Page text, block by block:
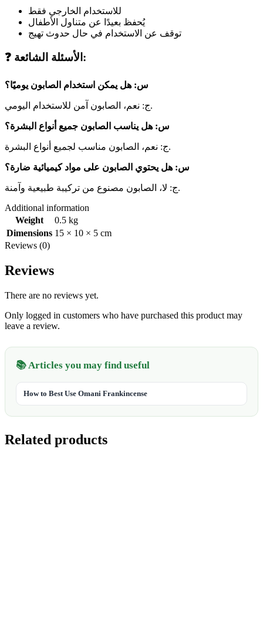
للاستخدام الخارجي فقط
يُحفظ بعيدًا عن متناول الأطفال
توقف عن الاستخدام في حال حدوث تهيج
❓ الأسئلة الشائعة:
س: هل يمكن استخدام الصابون يوميًا؟
ج: نعم، الصابون آمن للاستخدام اليومي.
س: هل يناسب الصابون جميع أنواع البشرة؟
ج: نعم، الصابون مناسب لجميع أنواع البشرة.
س: هل يحتوي الصابون على مواد كيميائية ضارة؟
ج: لا، الصابون مصنوع من تركيبة طبيعية وآمنة.
Additional information
Weight
0.5 kg
Dimensions 15 × 10 × 5 cm
Reviews (0)
Reviews
There are no reviews yet.
Only logged in customers who have purchased this product may
leave a review.
📚 Articles you may find useful
How to Best Use Omani Frankincense
Related products